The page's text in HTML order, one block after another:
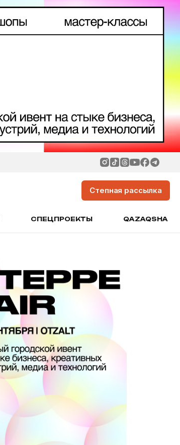
Степная рассылка
СПЕЦПРОЕКТЫ QAZAQSHA